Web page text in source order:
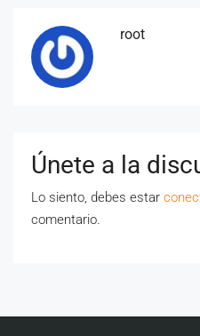
root
Únete a la
Lo siento, debes estar
comentario.